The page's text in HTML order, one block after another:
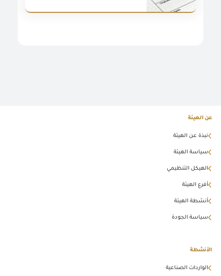
عن الهيئة
نبذة عن الهيئة
سياسة الهيئة
الهيكل التنظيمي
أفرع الهيئة
أنشطة الهيئة
سياسة الجودة
الأنشطة
الواردات الصناعية